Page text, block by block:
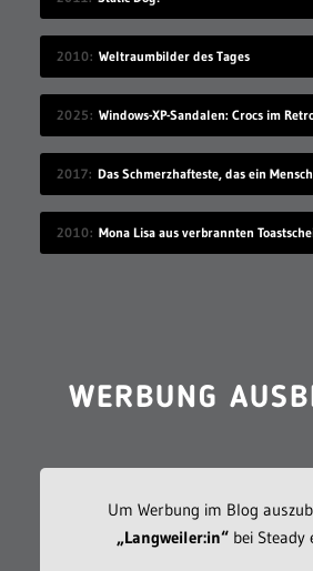
2010 Weltraumbilder des Tages
2025 Windows-XP-Sandalen: Crocs im
2017
2010 Mona Lisa aus verbrannten
WERBUNG
Um Werbung im Blog
„Langweiler:in“bei Steady